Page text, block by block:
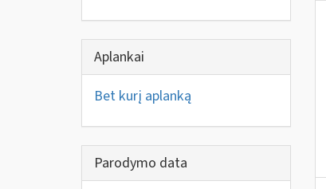
Aplankai
Bet kurį aplanką
Parodymo data